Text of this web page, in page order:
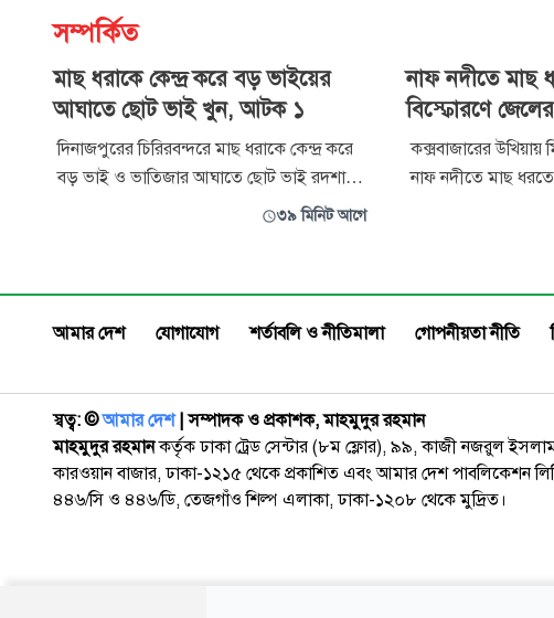
সম্পর্কিত
মাছ ধরাকে কেন্দ্র করে বড় ভাইয়ের
আঘাতে ছোট ভাই খুন, আটক ১
দিনাজপুরের চিরিরবন্দরে মাছ ধরাকে কেন্দ্র করে
বড় ভাই ও ভাতিজার আঘাতে ছোট ভাই রদশা
দাসকে (৪৫) গুরুতর আহত অবস্থায় দিনাজপুর
মৃত্যু হয়।
৩৯ মিনিট আগে
নাফ নদীতে মাছ
বিস্ফোরণে জেলের
কক্সবাজারের উখিয়ায়
নাফ নদীতে মাছ
বদিউর রহমান
আমার দেশ যোগাযোগ শর্তাবলি ও নীতিমালা গোপনীয়তা নীতি
স্বত্ব: ©️আমার দেশ| সম্পাদক ও প্রকাশক, মাহমুদুর রহমান
মাহমুদুর রহমানকর্তৃক ঢাকা ট্রেড সেন্টার (৮ম ফ্লোর), ৯৯, কাজী নজরুল
কারওয়ান বাজার, ঢাকা-১২১৫ থেকে প্রকাশিত এবং আমার দেশ পাবলিকেশন
৪৪৬/সি ও ৪৪৬/ডি, তেজগাঁও শিল্প এলাকা, ঢাকা-১২০৮ থেকে মুদ্রিত।